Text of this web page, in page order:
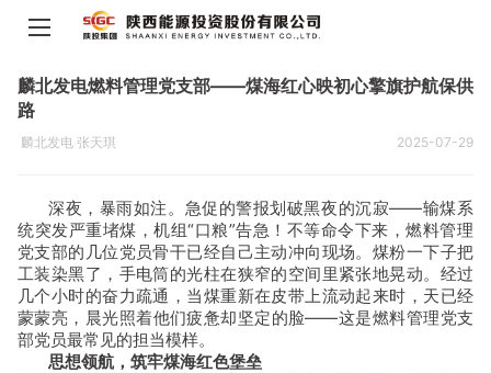
麟北发电燃料管理党支部——煤海红心映初心擎旗护航保供
路
麟北发电 张天琪 2025-07-29
深夜，暴雨如注。急促的警报划破黑夜的沉寂——输煤系
统突发严重堵煤，机组“口粮”告急！不等命令下来，燃料管理
党支部的几位党员骨干已经自己主动冲向现场。煤粉一下子把
工装染黑了，手电筒的光柱在狭窄的空间里紧张地晃动。经过
几个小时的奋力疏通，当煤重新在皮带上流动起来时，天已经
蒙蒙亮，晨光照着他们疲惫却坚定的脸——这是燃料管理党支
部党员最常见的担当模样。
思想领航，筑牢煤海红色堡垒